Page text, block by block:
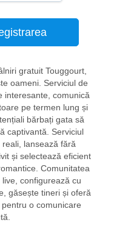
gratuit Touggourt,
oameni. Serviciul de
interesante, comunică
pe termen lung și
bărbați gata să
captivantă. Serviciul
lansează fără
și selectează eficient
Comunitatea
configurează cu
găsește tineri și oferă
o comunicare